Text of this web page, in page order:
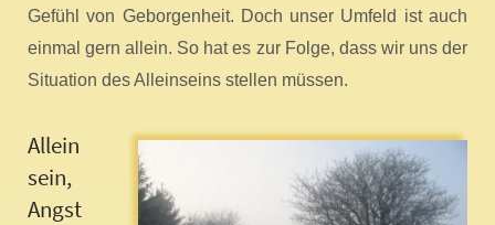
Gefühl von Geborgenheit. Doch unser Umfeld ist auch
einmal gern allein. So hat es zur Folge, dass wir uns der
Situation des Alleinseins stellen müssen.
Allein
sein,
Angst